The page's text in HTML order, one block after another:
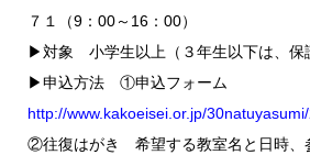
７１（9：00～16：00）
▶対象 小学生以上（３年生以下は、保
▶申込方法 ①申込フォーム
http://www.kakoeisei.or.jp/
②往復はがき 希望する教室名と日時、